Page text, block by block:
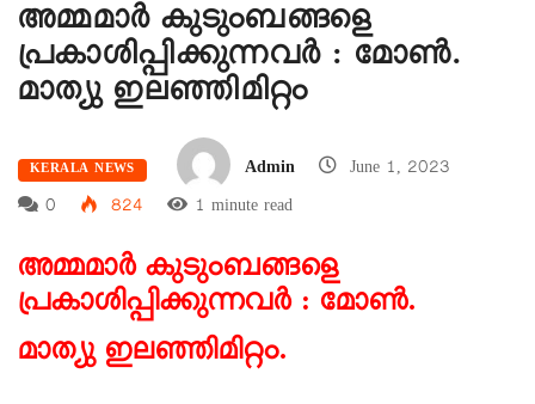
അമ്മമാർ കുടുംബങ്ങളെ
പ്രകാശിപ്പിക്കുന്നവർ : മോൺ.
മാത്യു ഇലഞ്ഞിമിറ്റം
KERALA NEWS Admin
June 1, 2023
0
824 1 minute read
അമ്മമാർ കുടുംബങ്ങളെ
പ്രകാശിപ്പിക്കുന്നവർ : മോൺ.
മാത്യു ഇലഞ്ഞിമിറ്റം.